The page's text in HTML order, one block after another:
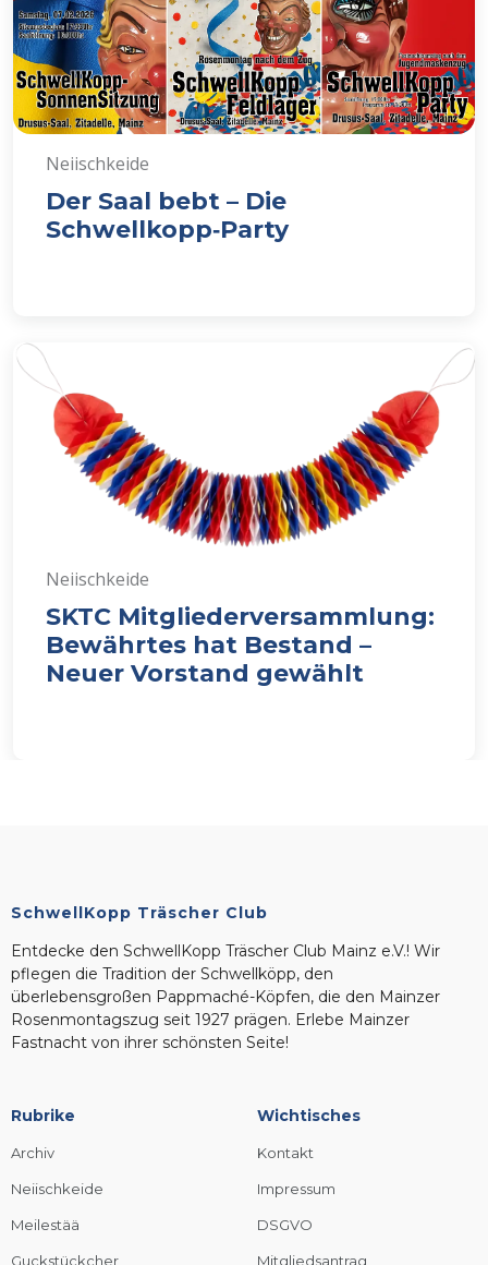
Neiischkeide
Der Saal bebt – Die
Schwellkopp‑Party
Neiischkeide
SKTC Mitgliederversammlung:
Bewährtes hat Bestand –
Neuer Vorstand gewählt
SchwellKopp Träscher Club
Entdecke den SchwellKopp Träscher Club Mainz e.V.! Wir
pflegen die Tradition der Schwellköpp, den
überlebensgroßen Pappmaché-Köpfen, die den Mainzer
Rosenmontagszug seit 1927 prägen. Erlebe Mainzer
Fastnacht von ihrer schönsten Seite!
Rubrike
Archiv
Neiischkeide
Meilestää
Guckstückcher
Wichtisches
Kontakt
Impressum
DSGVO
Mitgliedsantrag